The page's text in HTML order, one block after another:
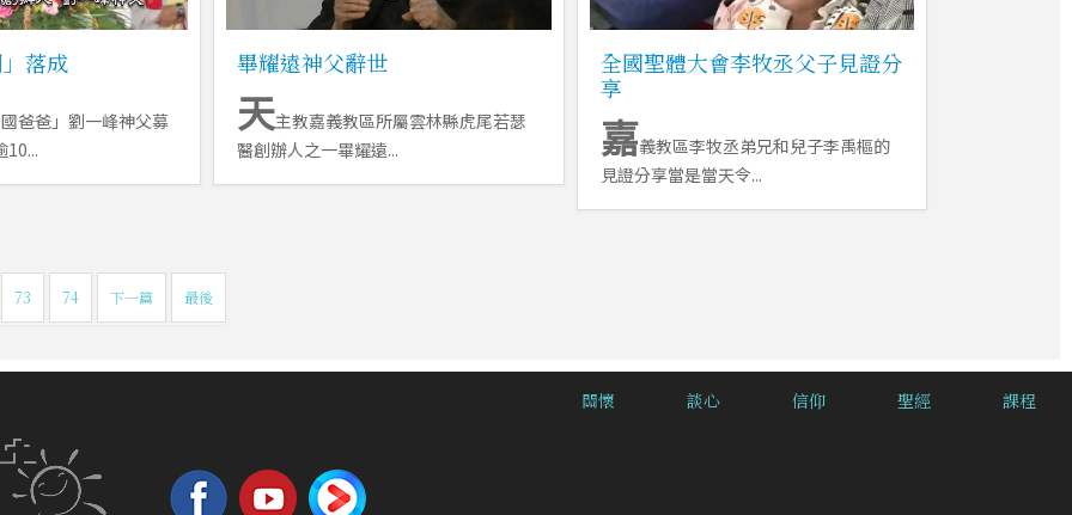
落成
爸爸」劉一峰神父募
10...
畢耀遠神父辭世
天主教嘉義教區所屬雲林縣虎尾若瑟
醫創辦人之一畢耀遠...
全國聖體大會李牧丞父子見證分
享
嘉義教區李牧丞弟兄和兒子李禹樞的
見證分享當是當天令...
73 74 下一篇 最後
關懷 談心 信仰 聖經 課程